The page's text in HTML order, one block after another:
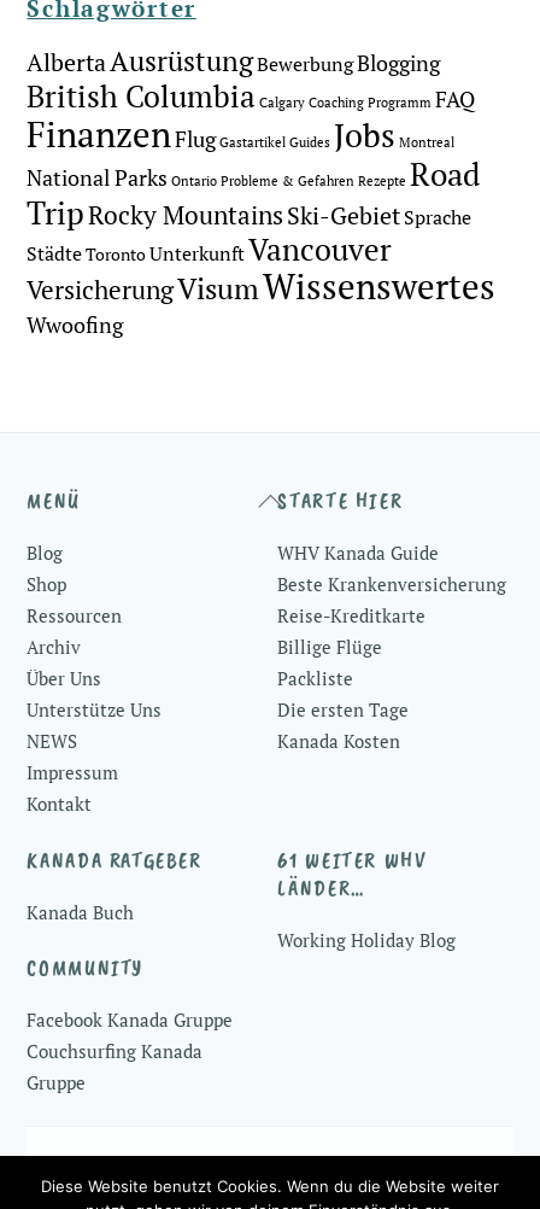
Schlagwörter
AlbertaAusrüstungBewerbungBlogging
British Columbia Calgary Coaching Programm FAQ
FinanzenFlug Gastartikel Guides Jobs Montreal
National Parks Ontario Probleme & Gefahren Rezepte Road
TripRocky MountainsSki-GebietSprache
StädteTorontoUnterkunftVancouver
VersicherungVisumWissenswertes
Wwoofing
Back
Top
MENÜ
Blog
Shop
Ressourcen
Archiv
Über Uns
Unterstütze Uns
NEWS
Impressum
Kontakt
STARTE HIER
WHV Kanada Guide
Beste Krankenversicherung
Reise-Kreditkarte
Billige Flüge
Packliste
Die ersten Tage
Kanada Kosten
KANADA RATGEBER
Kanada Buch
COMMUNITY
Facebook Kanada Gruppe
Couchsurfing Kanada
Gruppe
61 WEITER WHV
LÄNDER…
Working Holiday Blog
Diese Website benutzt Cookies. Wenn du die Website weiter